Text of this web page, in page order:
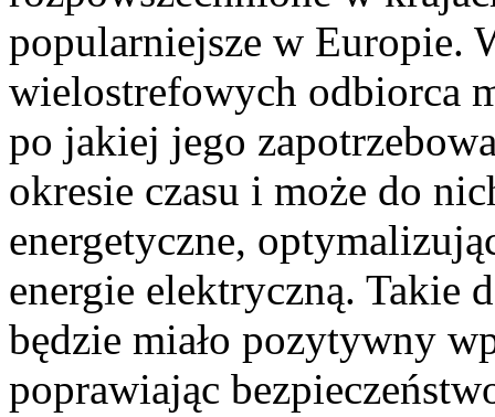
popularniejsze w Europie.
wielostrefowych odbiorca
po jakiej jego
okresie czasu i może do
energetyczne,
energie elektryczną. Takie
będzie miało pozytywny
poprawiając